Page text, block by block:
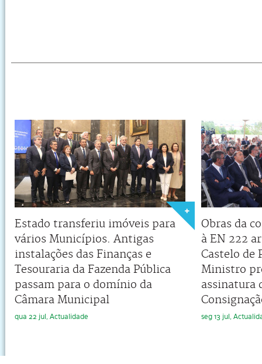
Estado transferiu imóveis para
vários Municípios. Antigas
instalações das Finanças e
Tesouraria da Fazenda Pública
passam para o domínio da
Câmara Municipal
qua 22 jul, Actualidade
Obras da
à EN 222
Castelo de
Ministro
assinatura
seg 13 jul,